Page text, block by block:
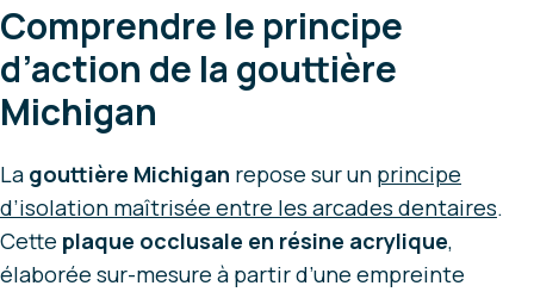
Comprendre le principe
d’action de la gouttière
Michigan
La gouttière Michigan repose sur un principe
d’isolation maîtrisée entre les arcades dentaires.
Cette plaque occlusale en résine acrylique,
élaborée sur-mesure à partir d’une empreinte